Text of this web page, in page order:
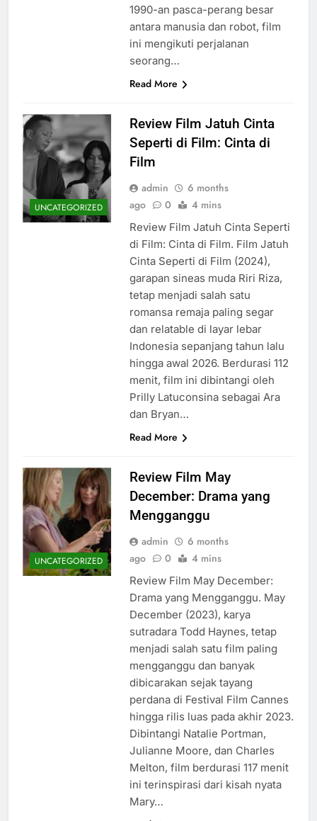
1990-an pasca-perang besar
antara manusia dan robot, film
ini mengikuti perjalanan
seorang…
Read More
UNCATEGORIZED
Review Film Jatuh Cinta
Seperti di Film: Cinta di
Film
admin
6 months
ago
0 4 mins
Review Film Jatuh Cinta Seperti
di Film: Cinta di Film. Film Jatuh
Cinta Seperti di Film (2024),
garapan sineas muda Riri Riza,
tetap menjadi salah satu
romansa remaja paling segar
dan relatable di layar lebar
Indonesia sepanjang tahun lalu
hingga awal 2026. Berdurasi 112
menit, film ini dibintangi oleh
Prilly Latuconsina sebagai Ara
dan Bryan…
Read More
UNCATEGORIZED
Review Film May
December: Drama yang
Mengganggu
admin
6 months
ago
0 4 mins
Review Film May December:
Drama yang Mengganggu. May
December (2023), karya
sutradara Todd Haynes, tetap
menjadi salah satu film paling
mengganggu dan banyak
dibicarakan sejak tayang
perdana di Festival Film Cannes
hingga rilis luas pada akhir 2023.
Dibintangi Natalie Portman,
Julianne Moore, dan Charles
Melton, film berdurasi 117 menit
ini terinspirasi dari kisah nyata
Mary…